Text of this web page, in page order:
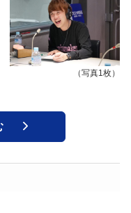
（写真1枚）